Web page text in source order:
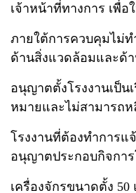
เจ้าหน้าที่ทางการ เพื่อ
ภายใต้การควบคุมไม่ท
ด้านสิ่งแวดล้อมและด้
อนุญาตตั้งโรงงานเป็
หมายและไม่สามารถห
โรงงานที่ต้องทำการแ
อนุญาตประกอบกิจกา
เครื่องจักรขนาดตั้ง